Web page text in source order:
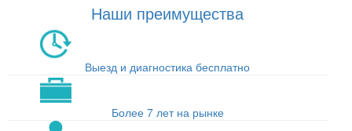
Наши преимущества
Выезд и диагностика бесплатно
Более 7 лет на рынке